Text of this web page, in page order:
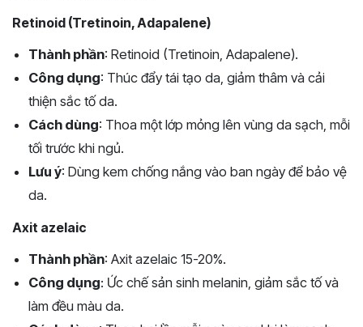
Retinoid (Tretinoin, Adapalene)
Thành phần: Retinoid (Tretinoin, Adapalene).
Công dụng: Thúc đẩy tái tạo da, giảm thâm và cải
thiện sắc tố da.
Cách dùng: Thoa một lớp mỏng lên vùng da sạch, mỗi
tối trước khi ngủ.
Lưu ý: Dùng kem chống nắng vào ban ngày để bảo vệ
da.
Axit azelaic
Thành phần: Axit azelaic 15-20%.
Công dụng: Ức chế sản sinh melanin, giảm sắc tố và
làm đều màu da.